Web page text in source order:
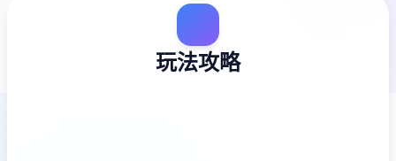
玩法攻略